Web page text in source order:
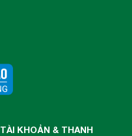
TÀI KHOẢN & THANH